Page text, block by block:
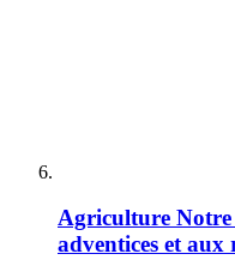
Agriculture
adventices et aux